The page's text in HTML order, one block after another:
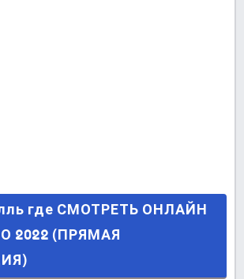
где СМОТРЕТЬ ОНЛАЙН
2022 (ПРЯМАЯ ТРАНСЛЯЦИЯ)
сообщения
где СМОТРЕТЬ ОНЛАЙН
2022 (ПРЯМАЯ